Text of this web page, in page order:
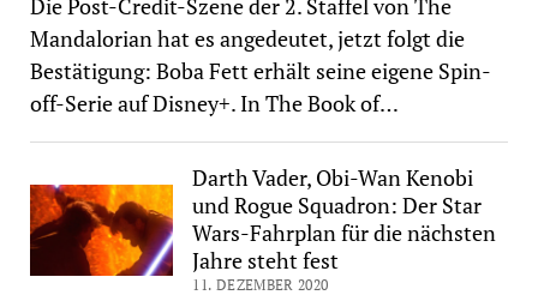
Die Post-Credit-Szene der 2. Staffel von The
Mandalorian hat es angedeutet, jetzt folgt die
Bestätigung: Boba Fett erhält seine eigene Spin-
off-Serie auf Disney+. In The Book of…
Darth Vader, Obi-Wan Kenobi
und Rogue Squadron: Der Star
Wars-Fahrplan für die nächsten
Jahre steht fest
11. DEZEMBER 2020